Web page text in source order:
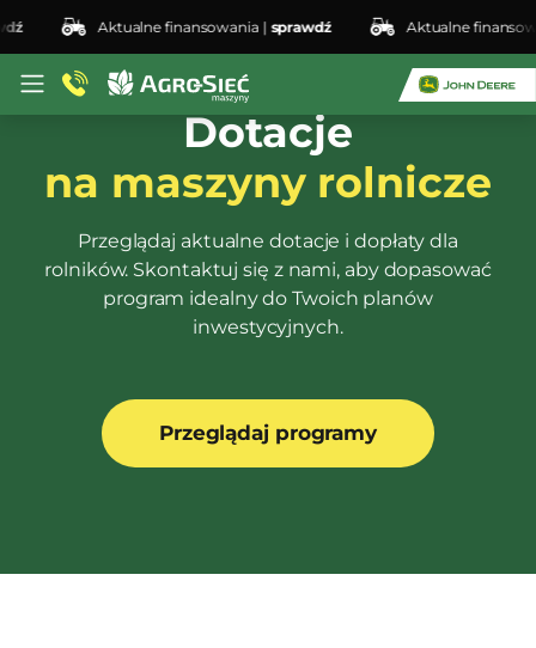
Aktualne finansowania |sprawdź Aktualne
Dotacje
na maszyny rolnicze
Przeglądaj aktualne dotacje i dopłaty dla
rolników. Skontaktuj się z nami, aby dopasować
program idealny do Twoich planów
inwestycyjnych.
Przeglądaj programy